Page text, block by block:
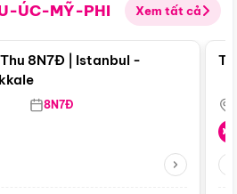
ÚC-MỸ-PHI Xem tất cả
Điểm nổi bật
8N7Đ | Istanbul -
8N7Đ